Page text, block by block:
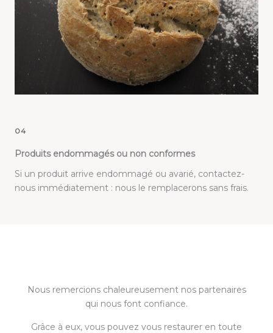
04
Produits endommagés ou non conformes
Si un produit arrive endommagé ou avarié, contactez-
nous immédiatement : nous le remplacerons sans frais.
Nous remercions chaleureusement nos partenaires
qui nous font confiance.
Grâce à eux, vous pouvez vous restaurer en toute